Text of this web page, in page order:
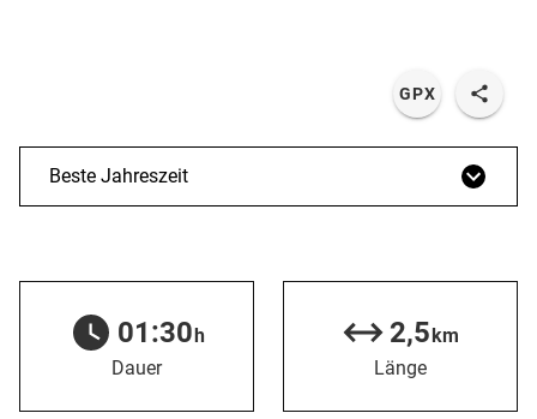
GPX
Beste Jahreszeit
01:30h
Dauer
2,5km
Länge